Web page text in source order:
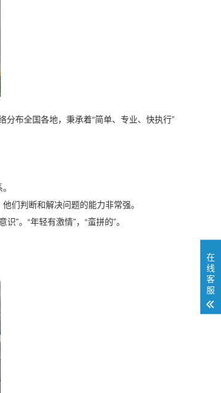
布全国各地，秉承着“简单、专业、快执行”
们判断和解决问题的能力非常强。
”。“年轻有激情”，“蛮拼的”。
在
线
客
服